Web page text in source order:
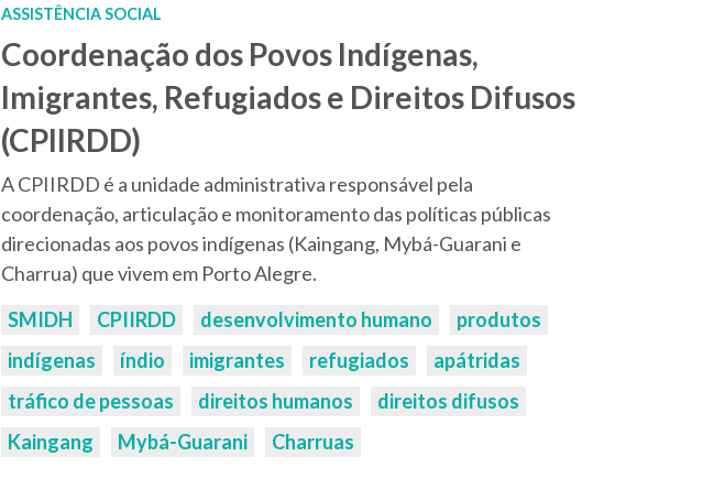
ASSISTÊNCIA SOCIAL
Coordenação dos Povos Indígenas,
Imigrantes, Refugiados e Direitos Difusos
(CPIIRDD)
A CPIIRDD é a unidade administrativa responsável pela
coordenação, articulação e monitoramento das políticas públicas
direcionadas aos povos indígenas (Kaingang, Mybá-Guarani e
Charrua) que vivem em Porto Alegre.
Palavras-
chaves:
SMIDH CPIIRDD desenvolvimento humano
produtos
indígenas
índio imigrantes refugiados
apátridas
tráfico de pessoas
direitos humanos
direitos difusos
Kaingang
Mybá-Guarani Charruas